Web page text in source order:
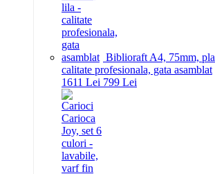
Biblioraft A4, 75mm,
calitate profesionala, gata asamblat
1611 Lei 799 Lei